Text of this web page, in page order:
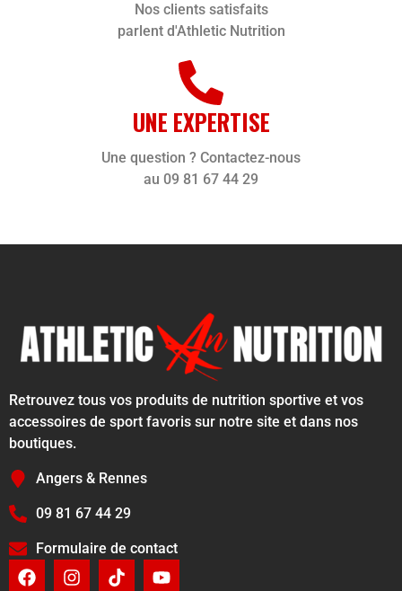
Nos clients satisfaits
parlent d'Athletic Nutrition
UNE EXPERTISE
Une question ? Contactez-nous
au 09 81 67 44 29
Retrouvez tous vos produits de nutrition sportive et vos
accessoires de sport favoris sur notre site et dans nos
boutiques.
Angers & Rennes
09 81 67 44 29
Formulaire de contact